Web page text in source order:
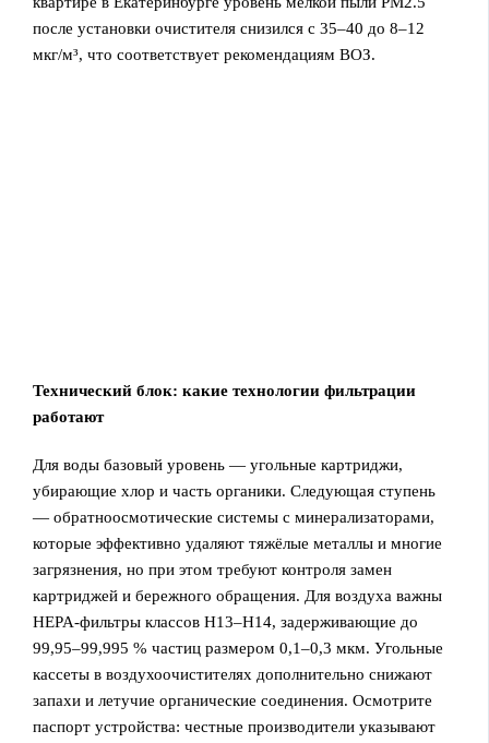
после установки очистителя снизился с 35–40 до 8–12
мкг/м³, что соответствует рекомендациям ВОЗ.
Технический блок: какие технологии фильтрации
работают
Для воды базовый уровень — угольные картриджи,
убирающие хлор и часть органики. Следующая ступень
— обратноосмотические системы с минерализаторами,
которые эффективно удаляют тяжёлые металлы и многие
загрязнения, но при этом требуют контроля замен
картриджей и бережного обращения. Для воздуха важны
HEPA-фильтры классов H13–H14, задерживающие до
99,95–99,995 % частиц размером 0,1–0,3 мкм. Угольные
кассеты в воздухоочистителях дополнительно снижают
запахи и летучие органические соединения. Осмотрите
паспорт устройства: честные производители указывают